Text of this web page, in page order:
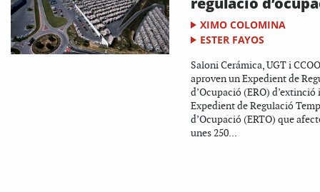
XIMO COLOMINA
ESTER FAYOS
Saloni Cerámica, UGT i CCOO
aproven un Expedient de
d’Ocupació (ERO) d’extinció
Expedient de Regulació
d’Ocupació (ERTO) que
unes 250...